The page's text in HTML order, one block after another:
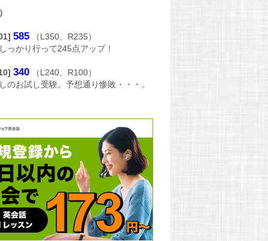
585 （L350、R235）
っかり行って245点アップ！
340 （L240、R100）
のお試し受験。予想通り惨敗・・・。